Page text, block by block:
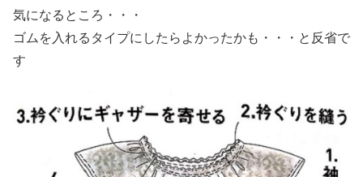
気になるところ・・・
ゴムを入れるタイプにしたらよかったかも・・・と反省で
す